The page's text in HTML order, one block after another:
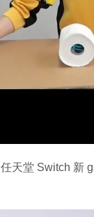
天堂 Switch 新